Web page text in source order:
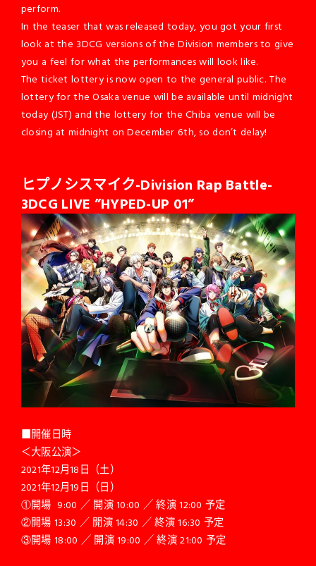
perform.
In the teaser that was released today, you got your first
look at the 3DCG versions of the Division members to give
you a feel for what the performances will look like.
The ticket lottery is now open to the general public. The
lottery for the Osaka venue will be available until midnight
today (JST) and the lottery for the Chiba venue will be
closing at midnight on December 6th, so don’t delay!
ヒプノシスマイク-Division Rap Battle-
3DCG LIVE ”HYPED-UP 01”
■開催日時
＜大阪公演＞
2021年12月18日（土）
2021年12月19日（日）
①開場 9:00 ／ 開演 10:00 ／ 終演 12:00 予定
②開場 13:30 ／ 開演 14:30 ／ 終演 16:30 予定
③開場 18:00 ／ 開演 19:00 ／ 終演 21:00 予定